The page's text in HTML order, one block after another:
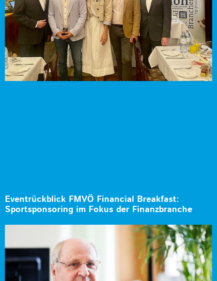
Eventrückblick FMVÖ Financial Breakfast:
Sportsponsoring im Fokus der Finanzbranche